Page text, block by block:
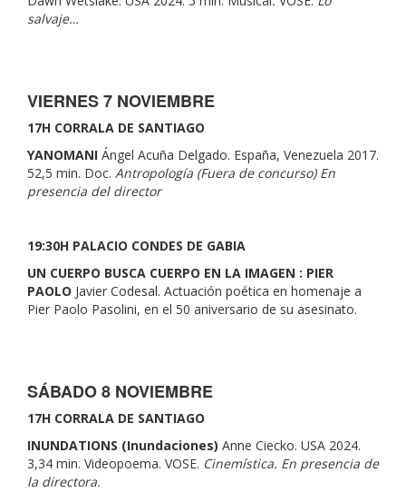
salvaje…
VIERNES 7 NOVIEMBRE
17H CORRALA DE SANTIAGO
YANOMANI Ángel Acuña Delgado. España, Venezuela 2017.
52,5 min. Doc. Antropología (Fuera de concurso) En
presencia del director
19:30H PALACIO CONDES DE GABIA
UN CUERPO BUSCA CUERPO EN LA IMAGEN : PIER
PAOLO Javier Codesal. Actuación poética en homenaje a
Pier Paolo Pasolini, en el 50 aniversario de su asesinato.
SÁBADO 8 NOVIEMBRE
17H CORRALA DE SANTIAGO
INUNDATIONS (Inundaciones) Anne Ciecko. USA 2024.
3,34 min. Videopoema. VOSE. Cinemística. En presencia de
la directora.